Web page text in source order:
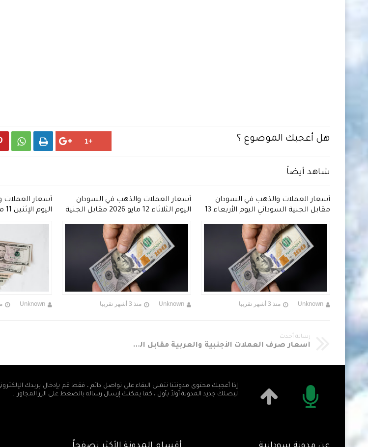
هل أعجبك الموضوع ؟  
شاهد أيضاً
أسعار العملات والذهب في السودان
مقابل الجنية السوداني اليوم الأربعاء 13
Unknown منذ 3 أشهر تقريبا
أسعار العملات والذهب في السودان
اليوم الثلاثاء 12 مايو 2026 مقابل الجنية
Unknown منذ 3 أشهر تقريبا
أسعار العملات
Unknown منذ
رسالة أحدث
أسعار صرف العملات الأجنبية والعربية مقابل الجنيه السوداني اليوم الجمعه 20 أبريل 2018م
إذا أعجبك محتوى مدونتنا نتمنى البقاء على تواصل دائم ، فقط قم بإدخال بريدك
ليصلك جديد المدونة أولاً بأول ، كما يمكنك إرسال رساله بالضغط على الزر المجاور ...